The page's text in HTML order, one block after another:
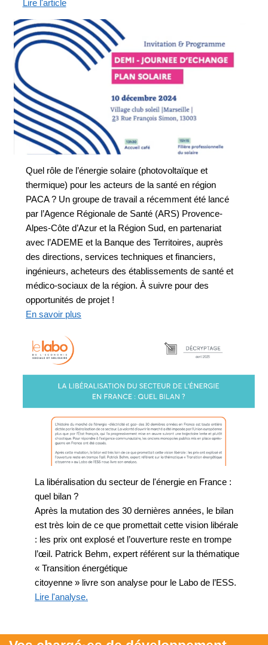
Lire l'article
Quel rôle de l’énergie solaire (photovoltaïque et
thermique) pour les acteurs de la santé en région
PACA ? Un groupe de travail a récemment été lancé
par l’Agence Régionale de Santé (ARS) Provence-
Alpes-Côte d’Azur et la Région Sud, en partenariat
avec l’ADEME et la Banque des Territoires, auprès
des directions, services techniques et financiers,
ingénieurs, acheteurs des établissements de santé et
médico-sociaux de la région. À suivre pour des
opportunités de projet !
En savoir plus
La libéralisation du secteur de l'énergie en France :
quel bilan ?
Après la mutation des 30 dernières années, le bilan
est très loin de ce que promettait cette vision libérale
: les prix ont explosé et l’ouverture reste en trompe
l’œil. Patrick Behm, expert référent sur la thématique
« Transition énergétique
citoyenne » livre son analyse pour le Labo de l’ESS.
Lire l'analyse.